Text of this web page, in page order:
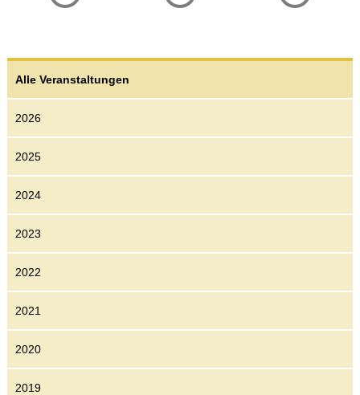
Veranstaltung
Veranstaltungen
Veranstaltung
Alle Veranstaltungen
2026
2025
2024
2023
2022
2021
2020
2019